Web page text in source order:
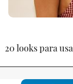
20 looks para